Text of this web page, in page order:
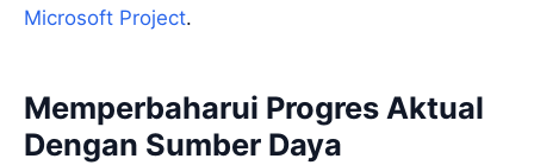
Microsoft Project.
Memperbaharui Progres Aktual
Dengan Sumber Daya